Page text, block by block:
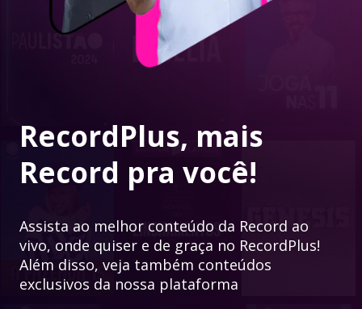
RecordPlus, mais
Record pra você!
Assista ao melhor conteúdo da Record ao
vivo, onde quiser e de graça no RecordPlus!
Além disso, veja também conteúdos
exclusivos da nossa plataforma